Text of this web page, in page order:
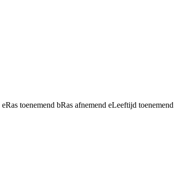
eRas toenemend bRas afnemend eLeeftijd toenemend